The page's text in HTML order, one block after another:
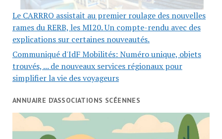
Le CARRRO assistait au premier roulage des nouvelles
rames du RERB, les MI20. Un compte-rendu avec des
explications sur certaines nouveautés.
Communiqué d'IdF Mobilités: Numéro unique, objets
trouvés, ... de nouveaux services régionaux pour
simplifier la vie des voyageurs
ANNUAIRE D’ASSOCIATIONS SCÉENNES